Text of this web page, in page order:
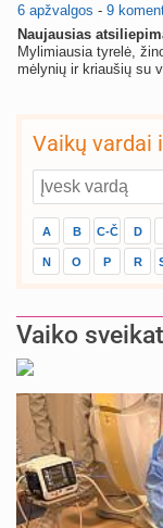
6 apžvalgos - 9
Naujausias
Mylimiausia tyrelė,
mėlynių ir kriaušių su
Vaikų vardai
A B C-Č D
N O P R
Vaiko